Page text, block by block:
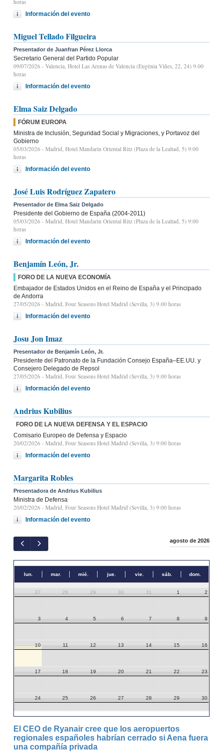
horas
Información del evento
Miguel Tellado Filgueira
Presentador de Juanfran Pérez Llorca
Secretario General del Partido Popular
09/07/2026 - Valencia, Hotel Las Arenas de Valencia (Eugènia Viñes, 22, 24) 9.00
horas
Información del evento
Elma Saiz Delgado
FÓRUM EUROPA
Ministra de Inclusión, Seguridad Social y Migraciones, y Portavoz del
Gobierno
05/03/2026 - Madrid, Hotel Mandarin Oriental Ritz (Plaza de la Lealtad, 5) 9:00
horas
Información del evento
José Luis Rodríguez Zapatero
Presentador de Elma Saiz Delgado
Presidente del Gobierno de España (2004-2011)
05/03/2026 - Madrid, Hotel Mandarin Oriental Ritz (Plaza de la Lealtad, 5) 9:00
horas
Información del evento
Benjamín León, Jr.
FORO DE LA NUEVA ECONOMÍA
Embajador de Estados Unidos en el Reino de España y el Principado
de Andorra
27/05/2026 - Madrid, Four Seasons Hotel Madrid (Sevilla, 3) 9.00 horas
Información del evento
Josu Jon Imaz
Presentador de Benjamín León, Jr.
Presidente del Patronato de la Fundación Consejo España–EE.UU. y
Consejero Delegado de Repsol
27/05/2026 - Madrid, Four Seasons Hotel Madrid (Sevilla, 3) 9.00 horas
Información del evento
Andrius Kubilius
FORO DE LA NUEVA DEFENSA Y EL ESPACIO
Comisario Europeo de Defensa y Espacio
20/02/2026 - Madrid, Four Seasons Hotel Madrid (Sevilla, 3) 9:00 horas
Información del evento
Margarita Robles
Presentadora de Andrius Kubilius
Ministra de Defensa
20/02/2026 - Madrid, Four Seasons Hotel Madrid (Sevilla, 3) 9:00 horas
Información del evento
agosto de 2026
lun. mar. mié. jue. vie. sáb. dom.
27 28 29 30 31 1 2
3 4 5 6 7 8 9
10 11 12 13 14 15 16
17 18 19 20 21 22 23
24 25 26 27 28 29 30
El CEO de Ryanair cree que los aeropuertos
regionales españoles habrían cerrado si Aena fuera
una compañía privada